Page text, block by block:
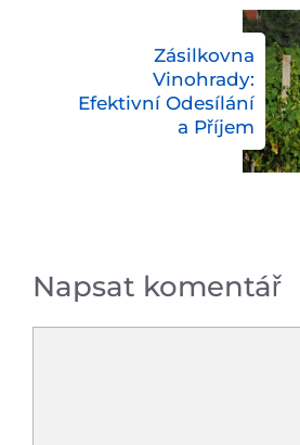
Zásilkovna
Vinohrady:
Efektivní Odesílání
a Příjem
Napsat komentář